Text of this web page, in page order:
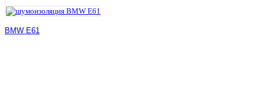
BMW E61